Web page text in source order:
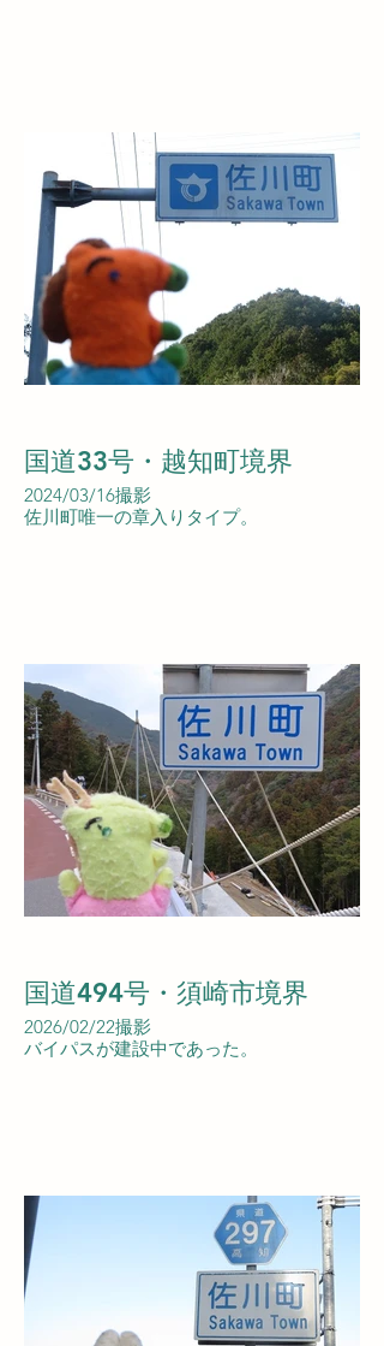
国道33号・越知町境界
2024/03/16撮影
佐川町唯一の章入りタイプ。
国道494号・須崎市境界
2026/02/22撮影
バイパスが建設中であった。